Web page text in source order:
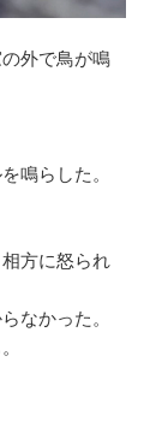
外で鳥が鳴
鳴らした。
方に怒られ
なかった。